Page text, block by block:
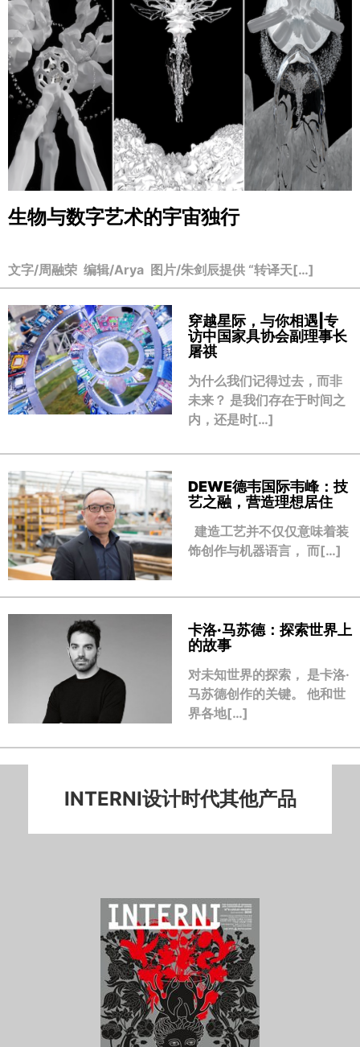
生物与数字艺术的宇宙独行
文字/周融荣 编辑/Arya 图片/朱剑辰提供 “转译天[…]
穿越星际，与你相遇|专
访中国家具协会副理事长
屠祺
为什么我们记得过去，而非
未来？ 是我们存在于时间之
内，还是时[…]
DEWE德韦国际韦峰：技
艺之融，营造理想居住
建造工艺并不仅仅意味着装
饰创作与机器语言， 而[…]
卡洛·马苏德：探索世界上
的故事
对未知世界的探索， 是卡洛·
马苏德创作的关键。 他和世
界各地[…]
INTERNI设计时代其他产品